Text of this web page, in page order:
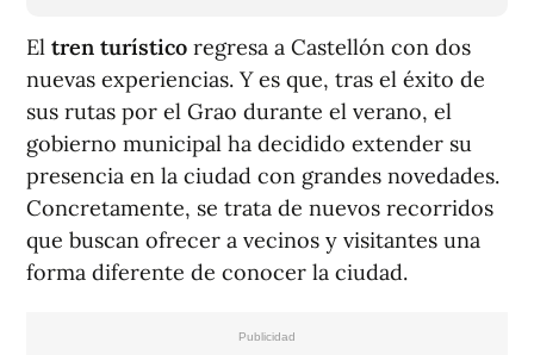
El tren turístico regresa a Castellón con dos
nuevas experiencias. Y es que, tras el éxito de
sus rutas por el Grao durante el verano, el
gobierno municipal ha decidido extender su
presencia en la ciudad con grandes novedades.
Concretamente, se trata de nuevos recorridos
que buscan ofrecer a vecinos y visitantes una
forma diferente de conocer la ciudad.